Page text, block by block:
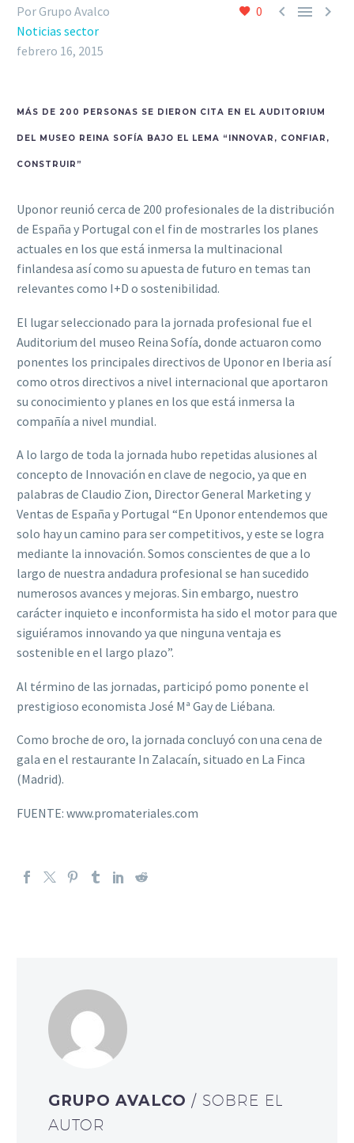
0   
Por Grupo Avalco
Noticias sector
febrero 16, 2015
MÁS DE 200 PERSONAS SE DIERON CITA EN EL AUDITORIUM
DEL MUSEO REINA SOFÍA BAJO EL LEMA “INNOVAR, CONFIAR,
CONSTRUIR”
Uponor reunió cerca de 200 profesionales de la distribución
de España y Portugal con el fin de mostrarles los planes
actuales en los que está inmersa la multinacional
finlandesa así como su apuesta de futuro en temas tan
relevantes como I+D o sostenibilidad.
El lugar seleccionado para la jornada profesional fue el
Auditorium del museo Reina Sofía, donde actuaron como
ponentes los principales directivos de Uponor en Iberia así
como otros directivos a nivel internacional que aportaron
su conocimiento y planes en los que está inmersa la
compañía a nivel mundial.
A lo largo de toda la jornada hubo repetidas alusiones al
concepto de Innovación en clave de negocio, ya que en
palabras de Claudio Zion, Director General Marketing y
Ventas de España y Portugal “En Uponor entendemos que
solo hay un camino para ser competitivos, y este se logra
mediante la innovación. Somos conscientes de que a lo
largo de nuestra andadura profesional se han sucedido
numerosos avances y mejoras. Sin embargo, nuestro
carácter inquieto e inconformista ha sido el motor para que
siguiéramos innovando ya que ninguna ventaja es
sostenible en el largo plazo”.
Al término de las jornadas, participó pomo ponente el
prestigioso economista José Mª Gay de Liébana.
Como broche de oro, la jornada concluyó con una cena de
gala en el restaurante In Zalacaín, situado en La Finca
(Madrid).
FUENTE: www.promateriales.com
GRUPO AVALCO/ SOBRE EL
AUTOR